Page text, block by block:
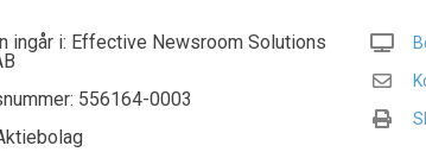
ingår i: Effective Newsroom Solutions
556164-0003